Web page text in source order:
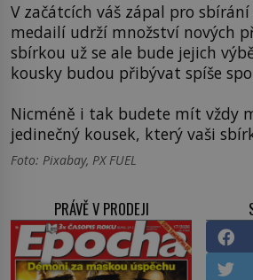
V začátcích váš zápal pro sbírání
medailí udrží množství nových
sbírkou už se ale bude jejich
kousky budou přibývat spíše
Nicméně i tak budete mít vždy
jedinečný kousek, který vaši
Foto: Pixabay, PX FUEL
PRÁVĚ V PRODEJI